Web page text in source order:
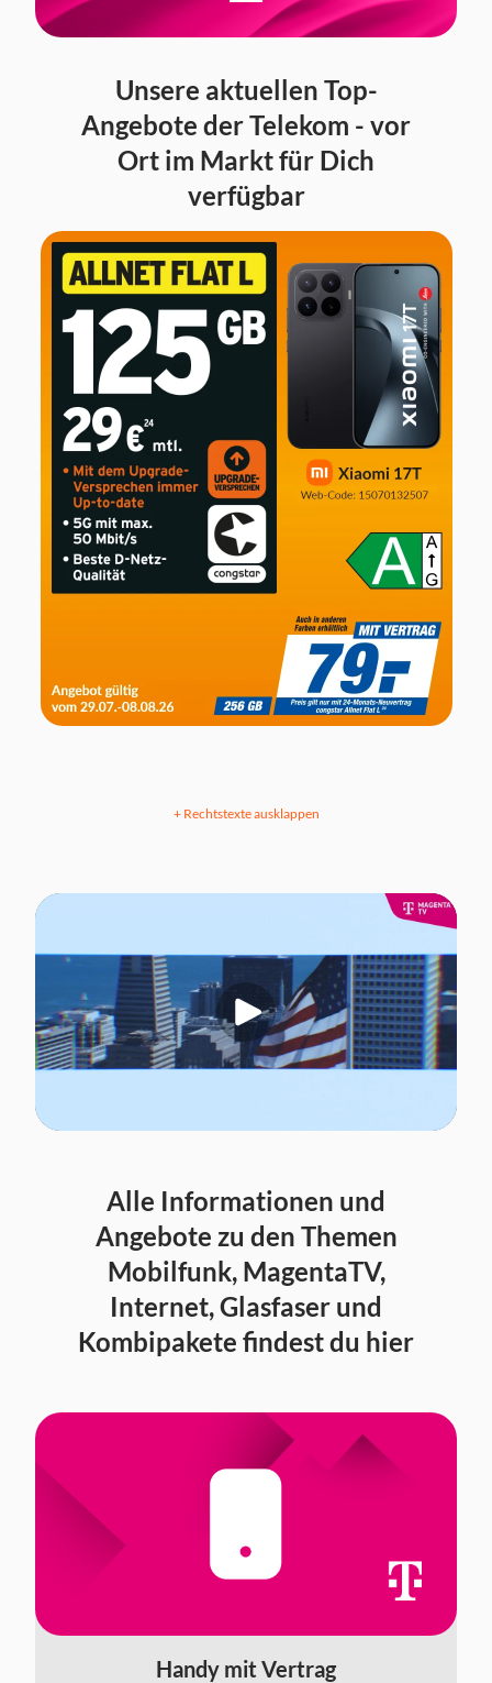
Unsere aktuellen Top-
Angebote der Telekom - vor
Ort im Markt für Dich
verfügbar
+ Rechtstexte ausklappen
Alle Informationen und
Angebote zu den Themen
Mobilfunk, MagentaTV,
Internet, Glasfaser und
Kombipakete findest du hier
Handy mit Vertrag